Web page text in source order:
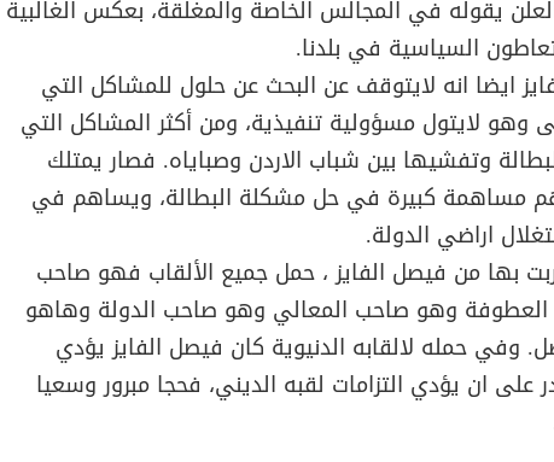
يقوله في المجالس الخاصة والمغلقة، بعكس الغالبية
السياسية في بلدنا.
ايضا انه لايتوقف عن البحث عن حلول للمشاكل التي
وهو لايتول مسؤولية تنفيذية، ومن أكثر المشاكل التي
وتفشيها بين شباب الاردن وصباياه. فصار يمتلك
مساهمة كبيرة في حل مشكلة البطالة، ويساهم في
اراضي الدولة.
بها من فيصل الفايز ، حمل جميع الألقاب فهو صاحب
وهو صاحب المعالي وهو صاحب الدولة وهاهو
وفي حمله لالقابه الدنيوية كان فيصل الفايز يؤدي
على ان يؤدي التزامات لقبه الديني، فحجا مبرور وسعيا